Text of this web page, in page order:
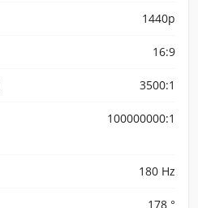
1440p
16:9
3500:1
100000000:1
180 Hz
178 °